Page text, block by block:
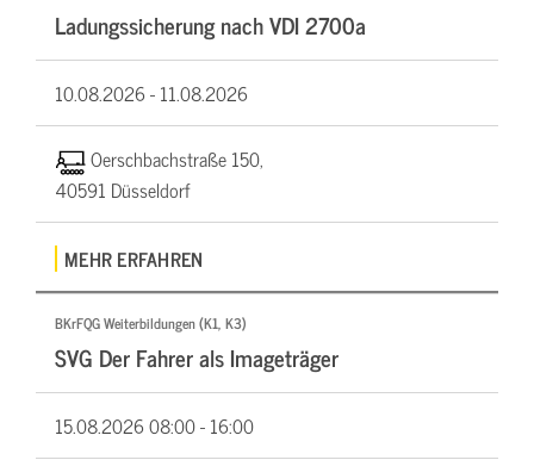
Ladungssicherung nach VDI 2700a
10.08.2026 -11.08.2026
Oerschbachstraße 150,
40591 Düsseldorf
MEHR ERFAHREN
BKrFQG Weiterbildungen (K1, K3)
SVG Der Fahrer als Imageträger
15.08.202608:00 - 16:00